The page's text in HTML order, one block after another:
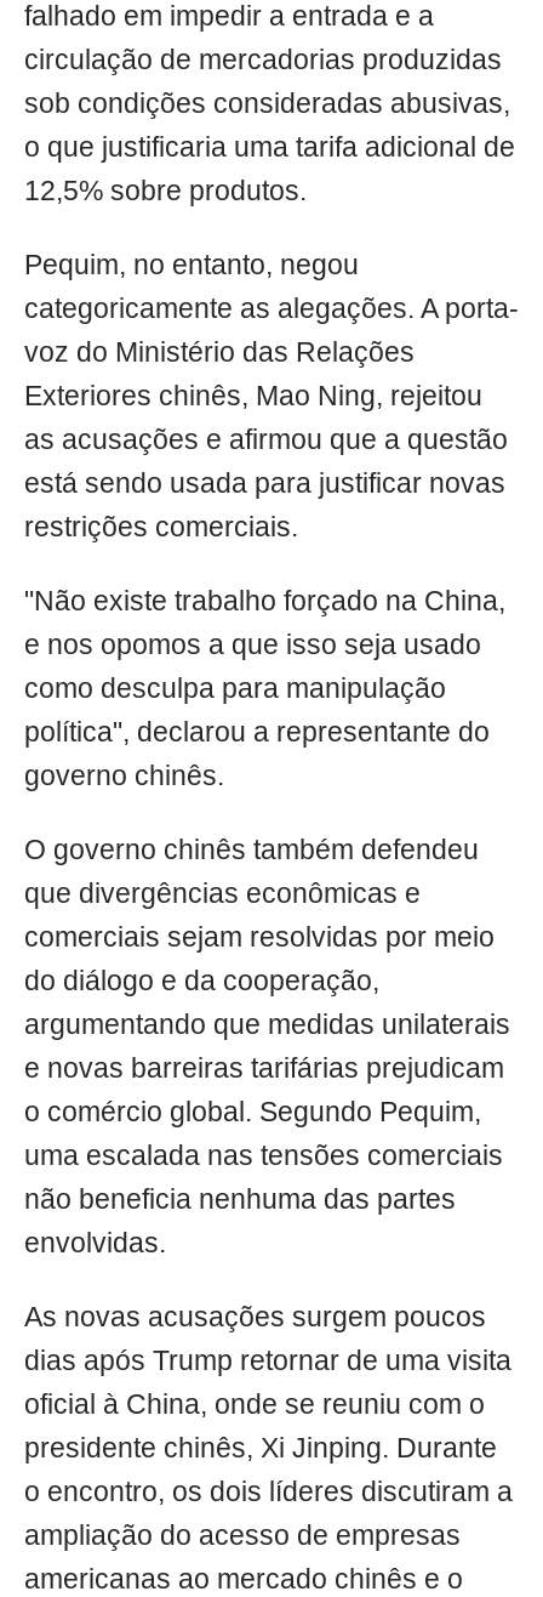
falhado em impedir a entrada e a
circulação de mercadorias produzidas
sob condições consideradas abusivas,
o que justificaria uma tarifa adicional de
12,5% sobre produtos.
Pequim, no entanto, negou
categoricamente as alegações. A porta-
voz do Ministério das Relações
Exteriores chinês, Mao Ning, rejeitou
as acusações e afirmou que a questão
está sendo usada para justificar novas
restrições comerciais.
"Não existe trabalho forçado na China,
e nos opomos a que isso seja usado
como desculpa para manipulação
política", declarou a representante do
governo chinês.
O governo chinês também defendeu
que divergências econômicas e
comerciais sejam resolvidas por meio
do diálogo e da cooperação,
argumentando que medidas unilaterais
e novas barreiras tarifárias prejudicam
o comércio global. Segundo Pequim,
uma escalada nas tensões comerciais
não beneficia nenhuma das partes
envolvidas.
As novas acusações surgem poucos
dias após Trump retornar de uma visita
oficial à China, onde se reuniu com o
presidente chinês, Xi Jinping. Durante
o encontro, os dois líderes discutiram a
ampliação do acesso de empresas
americanas ao mercado chinês e o